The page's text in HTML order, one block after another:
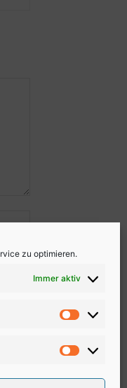
zu optimieren.
Immer aktiv
Marketing